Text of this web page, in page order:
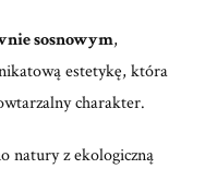
sosnowym,
estetykę, która
charakter.
natury z ekologiczną